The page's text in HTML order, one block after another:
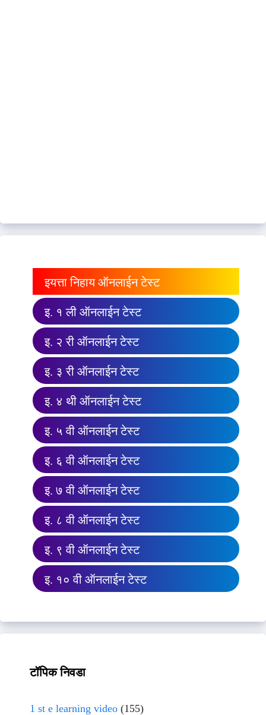
इयत्ता निहाय ऑनलाईन टेस्ट
इ. १ ली ऑनलाईन टेस्ट
इ. २ री ऑनलाईन टेस्ट
इ. ३ री ऑनलाईन टेस्ट
इ. ४ थी ऑनलाईन टेस्ट
इ. ५ वी ऑनलाईन टेस्ट
इ. ६ वी ऑनलाईन टेस्ट
इ. ७ वी ऑनलाईन टेस्ट
इ. ८ वी ऑनलाईन टेस्ट
इ. ९ वी ऑनलाईन टेस्ट
इ. १० वी ऑनलाईन टेस्ट
टॉपिक निवडा
1 st e learning video (155)